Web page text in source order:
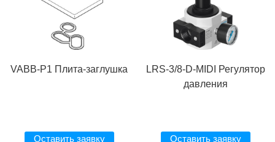
VABB-P1 Плита-заглушка
Оставить заявку
LRS-3/8-D-MIDI Регулятор
давления
Оставить заявку